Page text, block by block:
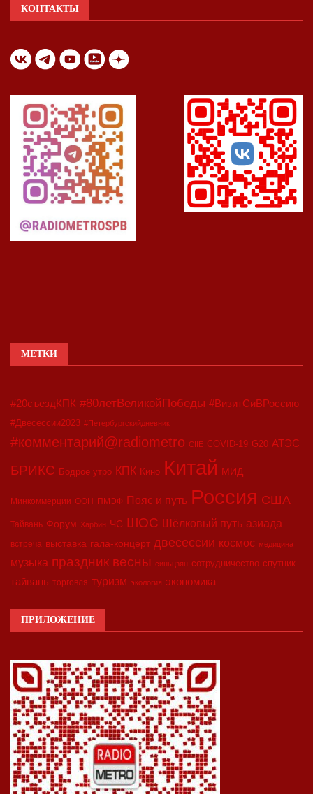
КОНТАКТЫ
МЕТКИ
#20съездКПК #80летВеликойПобеды #ВизитСиВРоссию
#Двесессии2023 #Петербургскийдневник
#комментарий@radiometro CIIE COVID-19 G20 АТЭС
БРИКС Бодрое утро КПК Кино Китай МИД
Минкоммерции ООН ПМЭФ Пояс и путь Россия США
Тайвань Форум Харбин ЧС ШОС Шёлковый путь азиада
встреча выставка гала-концерт двесессии космос медицина
музыка праздник весны синьцзян сотрудничество спутник
тайвань торговля туризм экология экономика
ПРИЛОЖЕНИЕ